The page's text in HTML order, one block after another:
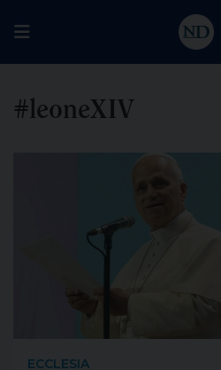
#leoneXIV
ECCLESIA